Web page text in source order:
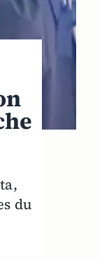
du